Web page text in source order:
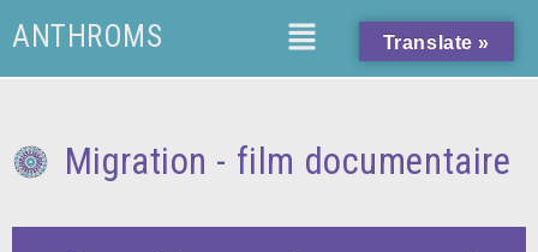
.retour-liste a { text-decoration: none !important; }
ANTHROMS
Migration - film documentaire
Translate »